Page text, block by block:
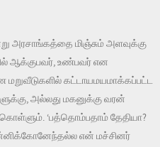
அரசாங்கத்தை மிஞ்சும் அளவுக்கு
ஆக்குபவர், உண்பவர் என
மறுவீடுகளில் கட்டாயமயமாக்கப்பட்ட
அல்லது மகனுக்கு வரன்
‘பத்தொம்பதாம் தேதியா?
என் மச்சினர்